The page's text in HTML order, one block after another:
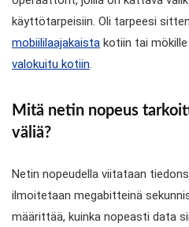
käyttötarpeisiin. Oli tarpeesi sitten
mobiililaajakaista kotiin tai
valokuitu kotiin.
Mitä netin nopeus
väliä?
Netin nopeudella viitataan
ilmoitetaan megabitteinä
määrittää, kuinka nopeasti data